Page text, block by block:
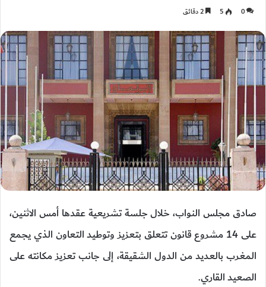
0
5
صادق مجلس النواب، خلال جلسة تشريعية عقدها أمس الاثنين،
على 14 مشروع قانون تتعلق بتعزيز وتوطيد التعاون الذي يجمع
المغرب بالعديد من الدول الشقيقة، إلى جانب تعزيز مكانته على
الصعيد القاري.